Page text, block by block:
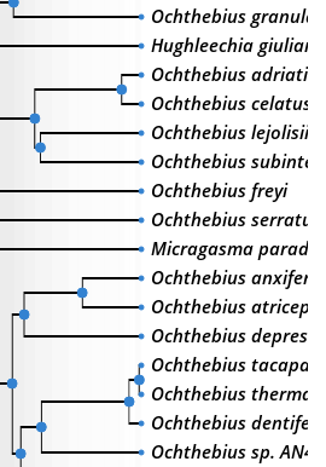
Ochthebius
Hughleechia giuliani
Ochthebius
Ochthebius celatus
Ochthebius lejolisii
Ochthebius
Ochthebius freyi
Ochthebius serratus
Micragasma
Ochthebius anxifer
Ochthebius atriceps
Ochthebius
Ochthebius
Ochthebius
Ochthebius dentifer
Ochthebius sp.